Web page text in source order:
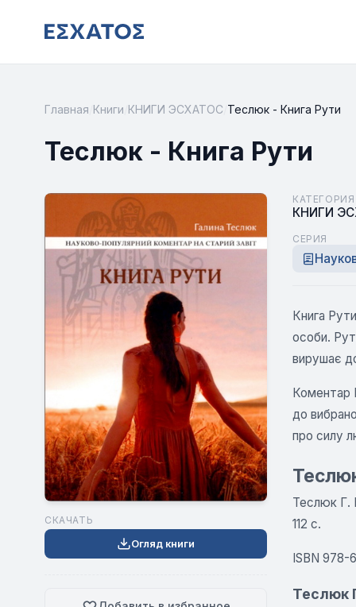
Главная Книги КНИГИ ЭСХАТОС Теслюк - Книга Рути
Теслюк - Книга Рути
СКАЧАТЬ
Огляд книги
КАТЕГОРИЯ
КНИГИ
СЕРИЯ
Книга
особи.
вирушає
Коментар
до
про силу
Теслюк Г.
112 с.
ISBN 978-
Теслюк